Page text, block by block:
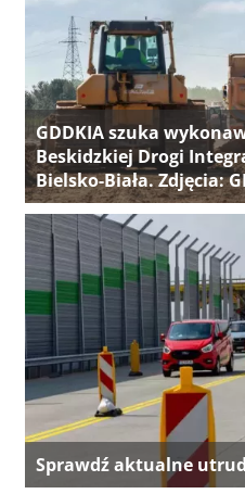
GDDKIA szuka
Beskidzkiej Drogi
Bielsko-Biała. Zdjęcia:
Sprawdź aktualne